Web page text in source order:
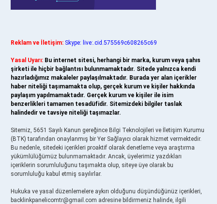
Reklam ve İletişim: Skype: live:.cid.575569c608265c69
Yasal Uyarı: Bu internet sitesi, herhangi bir marka, kurum veya şahıs
şirketi ile hiçbir bağlantısı bulunmamaktadır. Sitede yalnızca kendi
hazırladığımız makaleler paylaşılmaktadır. Burada yer alan içerikler
haber niteliği taşımamakta olup, gerçek kurum ve kişiler hakkında
paylaşım yapılmamaktadır. Gerçek kurum ve kişiler ile isim
benzerlikleri tamamen tesadüfidir. Sitemizdeki bilgiler taslak
halindedir ve tavsiye niteliği taşımazlar.
Sitemiz, 5651 Sayılı Kanun gereğince Bilgi Teknolojileri ve İletişim Kurumu
(BTK) tarafından onaylanmış bir Yer Sağlayıcı olarak hizmet vermektedir.
Bu nedenle, sitedeki içerikleri proaktif olarak denetleme veya araştırma
yükümlülüğümüz bulunmamaktadır. Ancak, üyelerimiz yazdıkları
içeriklerin sorumluluğunu taşımakta olup, siteye üye olarak bu
sorumluluğu kabul etmiş sayılırlar.
Hukuka ve yasal düzenlemelere aykırı olduğunu düşündüğünüz içerikleri,
backlinkpanelicomtr@gmail.com adresine bildirmeniz halinde, ilgili